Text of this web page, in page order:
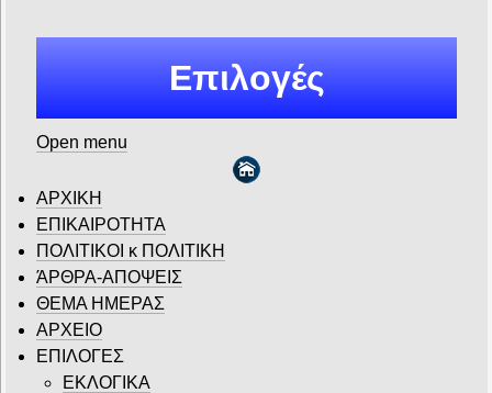
Επιλογές
Open menu
ΑΡΧΙΚΗ
ΕΠΙΚΑΙΡΟΤΗΤΑ
ΠΟΛΙΤΙΚΟΙ κ ΠΟΛΙΤΙΚΗ
ΆΡΘΡΑ-ΑΠΟΨΕΙΣ
ΘΕΜΑ ΗΜΕΡΑΣ
ΑΡΧΕΙΟ
ΕΠΙΛΟΓΕΣ
ΕΚΛΟΓΙΚΑ